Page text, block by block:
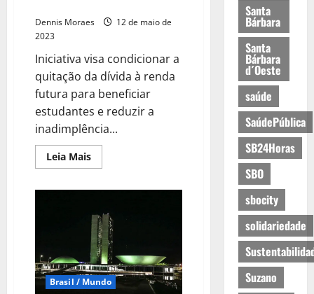
Dennis Moraes
12 de maio de
2023
Iniciativa visa condicionar a
quitação da dívida à renda
futura para beneficiar
estudantes e reduzir a
inadimplência...
Leia Mais
Brasil / Mundo
Santa
Bárbara
Santa
Bárbara
d´Oeste
saúde
SaúdePública
SB24Horas
SBO
sbocity
solidariedade
Suzano